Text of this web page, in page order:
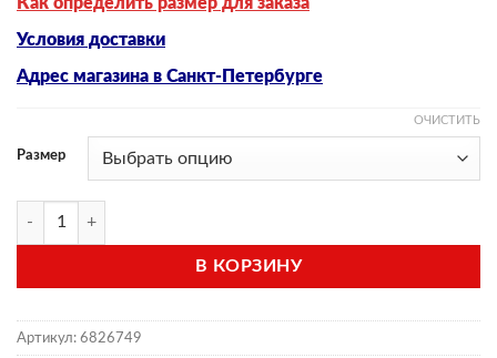
Условия доставки
Адрес магазина в Санкт-Петербурге
Размер
ОЧИСТИТЬ
Количество товара Туфли "Испания" (модель 7810)
В КОРЗИНУ
Артикул: 6826749